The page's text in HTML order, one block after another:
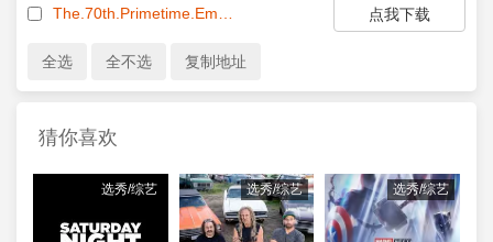
点我下载
猜你喜欢
选秀/综艺 选秀/综艺 选秀/综艺